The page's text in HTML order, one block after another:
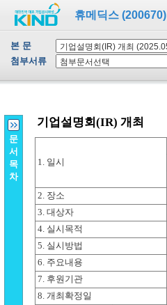
휴메딕스 (200670)
본 문
첨부서류
문
서
목
차